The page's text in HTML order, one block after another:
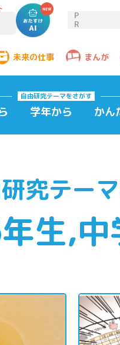
P
R
未来の仕事 まんが
自由研究テーマをさがす
学年から かん
究テー
生,